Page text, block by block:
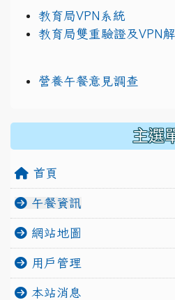
教育局VPN系統
教育局雙重驗證及VPN
營養午餐意見調查
主選
首頁
午餐資訊
網站地圖
用戶管理
本站消息